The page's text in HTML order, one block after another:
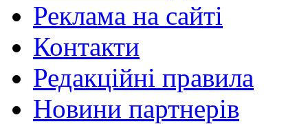
Реклама на сайті
Контакти
Редакційні правила
Новини партнерів